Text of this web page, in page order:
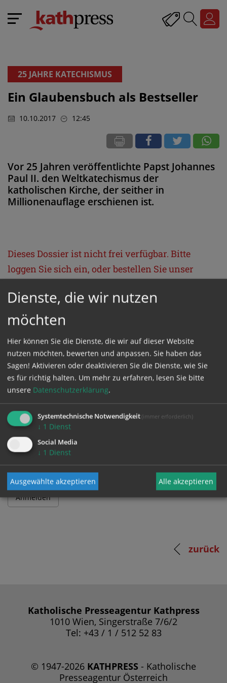
25 JAHRE KATECHISMUS
Ein Glaubensbuch als Bestseller
10.10.2017 12:45
Vor 25 Jahren veröffentlichte Papst Johannes
Paul II. den Weltkatechismus der
katholischen Kirche, der seither in
Millionenauflage erschienen ist.
Dieses Dossier ist nicht frei verfügbar. Bitte
loggen Sie sich ein, oder bestellen Sie unser
GESCHÜTZTER BEREICH
Bitte melden Sie sich mit Ihrem Benutzernamen
und Passwort an.
Passwort
zurück
Katholische Presseagentur Kathpress
1010 Wien, Singerstraße 7/6/2
Tel: +43 / 1 / 512 52 83
© 1947-2026 KATHPRESS - Katholische
Presseagentur Österreich
Dienste, die wir nutzen
möchten
Hier können Sie die Dienste, die wir auf dieser Website
nutzen möchten, bewerten und anpassen. Sie haben das
Sagen! Aktivieren oder deaktivieren Sie die Dienste, wie Sie
es für richtig halten. Um mehr zu erfahren, lesen Sie bitte
unsere Datenschutzerklärung.
Systemtechnische Notwendigkeit (immer erforderlich)
↓ 1 Dienst
Social Media
↓ 1 Dienst
Ausgewählte akzeptieren Alle akzeptieren